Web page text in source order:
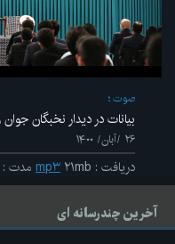
صوت
بیانات در دیدار نخبگان
۲۶ /آبان/ ۱۴۰۰
دریافت : mp۳ ۲۱mb مدت :
آخرین چندرسانه ای